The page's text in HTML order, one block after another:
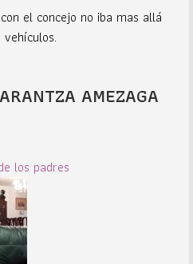
el concejo no iba mas allá
AMEZAGA
los padres